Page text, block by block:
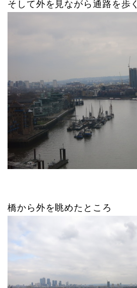
そして外を見ながら通路を歩く
橋から外を眺めたところ